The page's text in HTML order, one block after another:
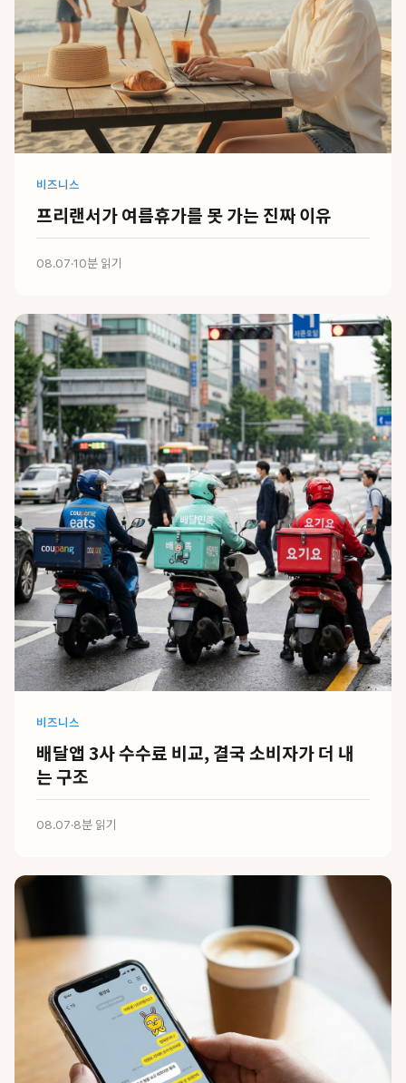
비즈니스
프리랜서가 여름휴가를 못 가는 진짜 이유
08.07·10분 읽기
비즈니스
배달앱 3사 수수료 비교, 결국 소비자가 더 내
는 구조
08.07·8분 읽기